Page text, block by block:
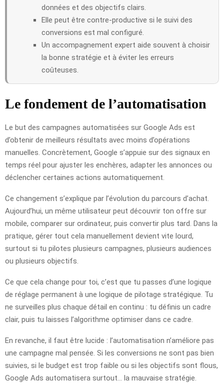
données et des objectifs clairs.
Elle peut être contre-productive si le suivi des
conversions est mal configuré.
Un accompagnement expert aide souvent à choisir
la bonne stratégie et à éviter les erreurs
coûteuses.
Le fondement de l’automatisation
Le but des campagnes automatisées sur Google Ads est
d’obtenir de meilleurs résultats avec moins d’opérations
manuelles. Concrètement, Google s’appuie sur des signaux en
temps réel pour ajuster les enchères, adapter les annonces ou
déclencher certaines actions automatiquement.
Ce changement s’explique par l’évolution du parcours d’achat.
Aujourd’hui, un même utilisateur peut découvrir ton offre sur
mobile, comparer sur ordinateur, puis convertir plus tard. Dans la
pratique, gérer tout cela manuellement devient vite lourd,
surtout si tu pilotes plusieurs campagnes, plusieurs audiences
ou plusieurs objectifs.
Ce que cela change pour toi, c’est que tu passes d’une logique
de réglage permanent à une logique de pilotage stratégique. Tu
ne surveilles plus chaque détail en continu : tu définis un cadre
clair, puis tu laisses l’algorithme optimiser dans ce cadre.
En revanche, il faut être lucide : l’automatisation n’améliore pas
une campagne mal pensée. Si les conversions ne sont pas bien
suivies, si le budget est trop faible ou si les objectifs sont flous,
Google Ads automatisera surtout… la mauvaise stratégie.